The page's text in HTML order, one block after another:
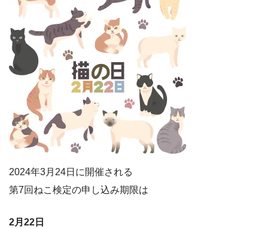
2024年3月24日に開催される
第7回ねこ検定の申し込み期限は
2月22日